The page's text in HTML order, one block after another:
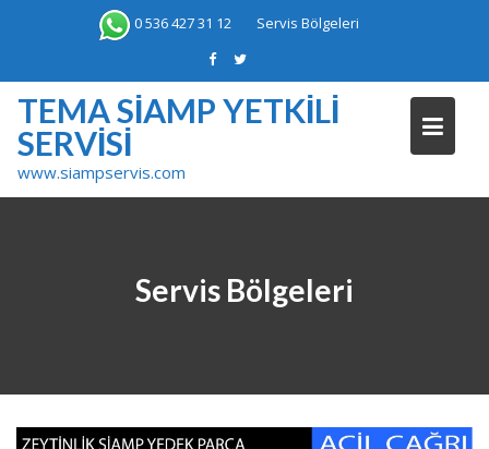
0 536 427 31 12 Servis Bölgeleri
TEMA SIAMP YETKILI
SERVISI
www.siampservis.com
Servis Bölgeleri